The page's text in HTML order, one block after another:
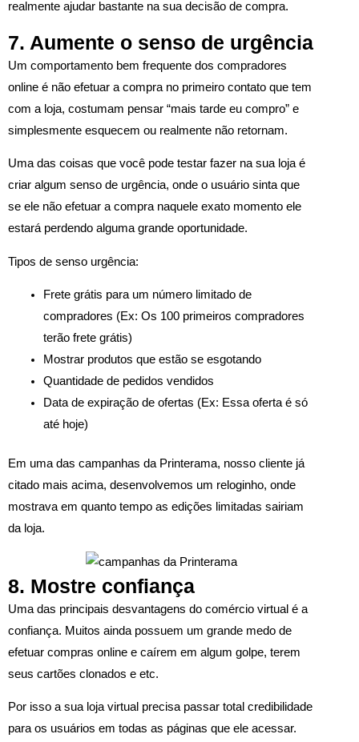
realmente ajudar bastante na sua decisão de compra.
7. Aumente o senso de urgência
Um comportamento bem frequente dos compradores
online é não efetuar a compra no primeiro contato que tem
com a loja, costumam pensar “mais tarde eu compro” e
simplesmente esquecem ou realmente não retornam.
Uma das coisas que você pode testar fazer na sua loja é
criar algum senso de urgência, onde o usuário sinta que
se ele não efetuar a compra naquele exato momento ele
estará perdendo alguma grande oportunidade.
Tipos de senso urgência:
Frete grátis para um número limitado de
compradores (Ex: Os 100 primeiros compradores
terão frete grátis)
Mostrar produtos que estão se esgotando
Quantidade de pedidos vendidos
Data de expiração de ofertas (Ex: Essa oferta é só
até hoje)
Em uma das campanhas da Printerama, nosso cliente já
citado mais acima, desenvolvemos um reloginho, onde
mostrava em quanto tempo as edições limitadas sairiam
da loja.
8. Mostre confiança
Uma das principais desvantagens do comércio virtual é a
confiança. Muitos ainda possuem um grande medo de
efetuar compras online e caírem em algum golpe, terem
seus cartões clonados e etc.
Por isso a sua loja virtual precisa passar total credibilidade
para os usuários em todas as páginas que ele acessar.